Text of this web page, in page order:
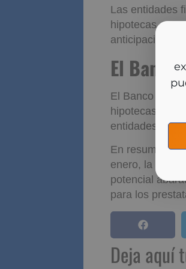
y
Las entidades
hipotecas, en
anticipación a
El
El Banco de
hipotecas a
entidades
En resumen,
enero, la
potencial
para los